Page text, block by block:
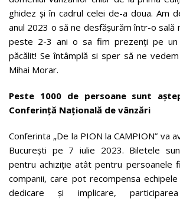
ghidez și în cadrul celei de-a doua. Am
anul 2023 o să ne desfășurăm într-o sală
peste 2-3 ani o sa fim prezenți pe un
păcălit! Se întâmplă si sper să ne
Mihai Morar.
Peste 1000 de persoane sunt
Conferință Națională de vânzări
Conferinta „De la PION la CAMPION” va
București pe 7 iulie 2023. Biletele
pentru achiziție atât pentru persoanele
companii, care pot recompensa
dedicare și implicare,